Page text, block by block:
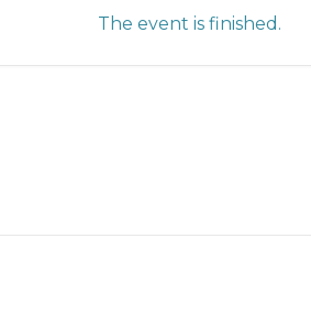
The event is finished.